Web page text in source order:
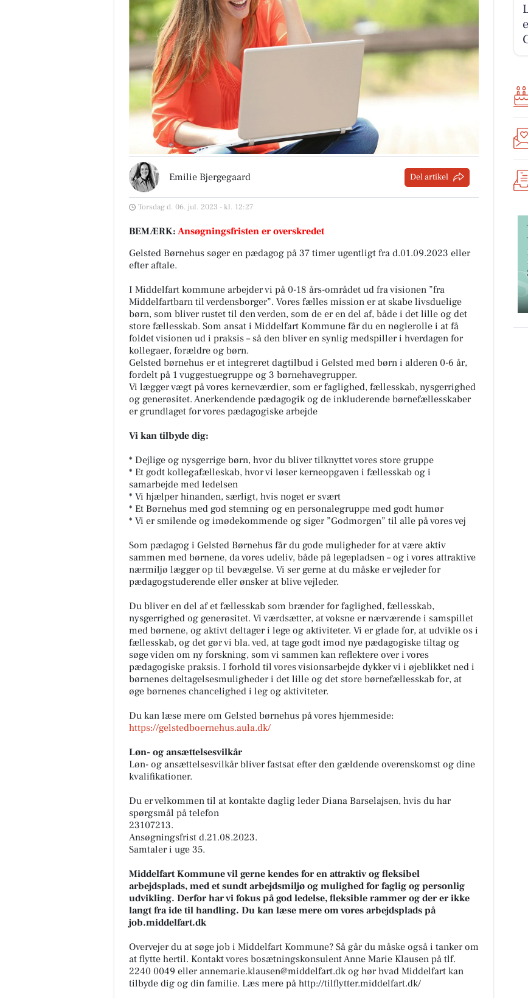
Emilie Bjergegaard Del artikel
Torsdag d. 06. jul. 2023 - kl. 12:27
BEMÆRK: Ansøgningsfristen er overskredet
Gelsted Børnehus søger en pædagog på 37 timer ugentligt fra d.01.09.2023 eller
efter aftale.
I Middelfart kommune arbejder vi på 0-18 års-området ud fra visionen ”fra
Middelfartbarn til verdensborger”. Vores fælles mission er at skabe livsduelige
børn, som bliver rustet til den verden, som de er en del af, både i det lille og det
store fællesskab. Som ansat i Middelfart Kommune får du en nøglerolle i at få
foldet visionen ud i praksis – så den bliver en synlig medspiller i hverdagen for
kollegaer, forældre og børn.
Gelsted børnehus er et integreret dagtilbud i Gelsted med børn i alderen 0-6 år,
fordelt på 1 vuggestuegruppe og 3 børnehavegrupper.
Vi lægger vægt på vores kerneværdier, som er faglighed, fællesskab, nysgerrighed
og generøsitet. Anerkendende pædagogik og de inkluderende børnefællesskaber
er grundlaget for vores pædagogiske arbejde
Vi kan tilbyde dig:
* Dejlige og nysgerrige børn, hvor du bliver tilknyttet vores store gruppe
* Et godt kollegafælleskab, hvor vi løser kerneopgaven i fællesskab og i
samarbejde med ledelsen
* Vi hjælper hinanden, særligt, hvis noget er svært
* Et Børnehus med god stemning og en personalegruppe med godt humør
* Vi er smilende og imødekommende og siger ”Godmorgen” til alle på vores vej
Som pædagog i Gelsted Børnehus får du gode muligheder for at være aktiv
sammen med børnene, da vores udeliv, både på legepladsen – og i vores attraktive
nærmiljø lægger op til bevægelse. Vi ser gerne at du måske er vejleder for
pædagogstuderende eller ønsker at blive vejleder.
Du bliver en del af et fællesskab som brænder for faglighed, fællesskab,
nysgerrighed og generøsitet. Vi værdsætter, at voksne er nærværende i samspillet
med børnene, og aktivt deltager i lege og aktiviteter. Vi er glade for, at udvikle os i
fællesskab, og det gør vi bla. ved, at tage godt imod nye pædagogiske tiltag og
søge viden om ny forskning, som vi sammen kan reflektere over i vores
pædagogiske praksis. I forhold til vores visionsarbejde dykker vi i øjeblikket ned i
børnenes deltagelsesmuligheder i det lille og det store børnefællesskab for, at
øge børnenes chancelighed i leg og aktiviteter.
Du kan læse mere om Gelsted børnehus på vores hjemmeside:
https://gelstedboernehus.aula.dk/
Løn- og ansættelsesvilkår
Løn- og ansættelsesvilkår bliver fastsat efter den gældende overenskomst og dine
kvalifikationer.
Du er velkommen til at kontakte daglig leder Diana Barselajsen, hvis du har
spørgsmål på telefon
23107213.
Ansøgningsfrist d.21.08.2023.
Samtaler i uge 35.
Middelfart Kommune vil gerne kendes for en attraktiv og fleksibel
arbejdsplads, med et sundt arbejdsmiljø og mulighed for faglig og personlig
udvikling. Derfor har vi fokus på god ledelse, fleksible rammer og der er ikke
langt fra ide til handling. Du kan læse mere om vores arbejdsplads på
job.middelfart.dk
Overvejer du at søge job i Middelfart Kommune? Så går du måske også i tanker om
at flytte hertil. Kontakt vores bosætningskonsulent Anne Marie Klausen på tlf.
2240 0049 eller annemarie.klausen@middelfart.dk og hør hvad Middelfart kan
tilbyde dig og din familie. Læs mere på http://tilflytter.middelfart.dk/